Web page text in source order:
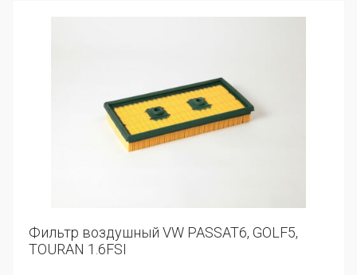
Фильтр воздушный VW PASSAT6, GOLF5,
TOURAN 1.6FSI